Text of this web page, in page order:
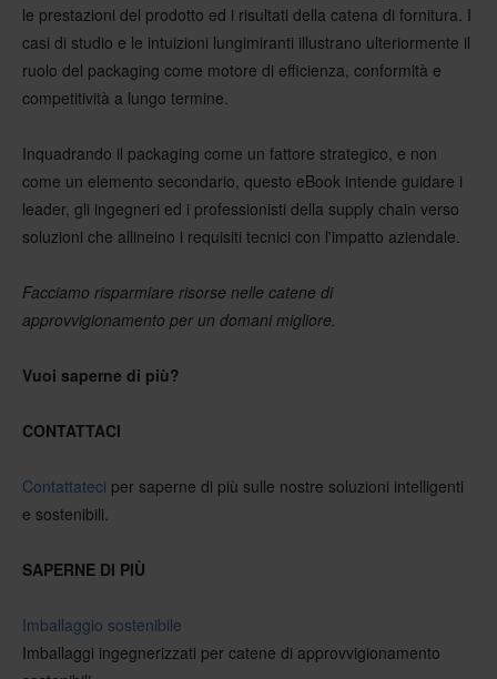
le prestazioni del prodotto ed i risultati della catena di fornitura. I
casi di studio e le intuizioni lungimiranti illustrano ulteriormente il
ruolo del packaging come motore di efficienza, conformità e
competitività a lungo termine.
Inquadrando il packaging come un fattore strategico, e non
come un elemento secondario, questo eBook intende guidare i
leader, gli ingegneri ed i professionisti della supply chain verso
soluzioni che allineino i requisiti tecnici con l'impatto aziendale.
Facciamo risparmiare risorse nelle catene di
approvvigionamento per un domani migliore.
Vuoi saperne di più?
CONTATTACI
Contattateci per saperne di più sulle nostre soluzioni intelligenti
e sostenibili.
SAPERNE DI PIÙ
Imballaggio sostenibile
Imballaggi ingegnerizzati per catene di approvvigionamento